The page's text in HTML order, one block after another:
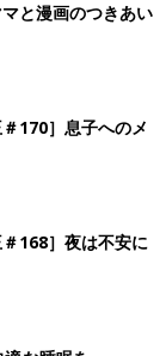
と漫画のつきあい
170］息子へのメ
168］夜は不安に